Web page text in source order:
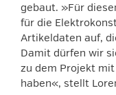
gebaut. »Für
für die
Artikeldaten auf,
Damit dürfen wir
zu dem Projekt
haben«, stellt